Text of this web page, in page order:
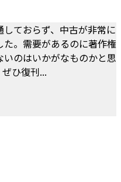
ておらず、中古が非常に
。需要があるのに著作権
のはいかがなものかと思
ひ復刊...